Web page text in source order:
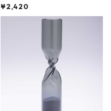
大きめ 撥水加工 収納ポーチ CRO
CODILE/Black クロコダイル/ブラ
¥2,420